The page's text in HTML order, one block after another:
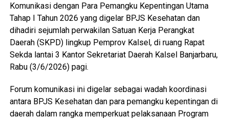
Komunikasi dengan Para Pemangku Kepentingan Utama
Tahap I Tahun 2026 yang digelar BPJS Kesehatan dan
dihadiri sejumlah perwakilan Satuan Kerja Perangkat
Daerah (SKPD) lingkup Pemprov Kalsel, di ruang Rapat
Sekda lantai 3 Kantor Sekretariat Daerah Kalsel Banjarbaru,
Rabu (3/6/2026) pagi.
Forum komunikasi ini digelar sebagai wadah koordinasi
antara BPJS Kesehatan dan para pemangku kepentingan di
daerah dalam rangka memperkuat pelaksanaan Program